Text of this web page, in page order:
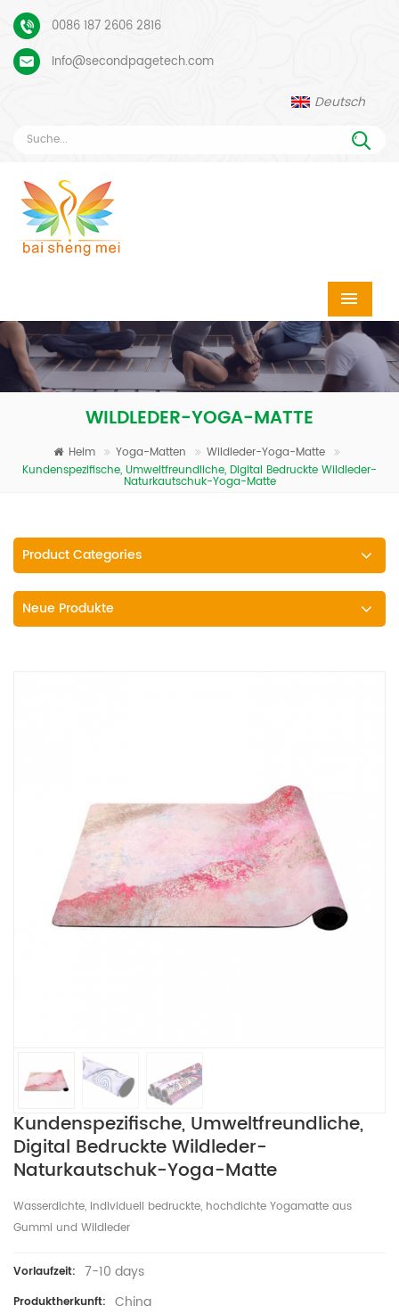
0086 187 2606 2816
Info@secondpagetech.com
Deutsch
WILDLEDER-YOGA-MATTE
Heim Yoga-Matten
Wildleder-Yoga-Matte
Kundenspezifische, Umweltfreundliche, Digital Bedruckte Wildleder-
Naturkautschuk-Yoga-Matte
Product Categories
Neue Produkte
Kundenspezifische, Umweltfreundliche,
Digital Bedruckte Wildleder-
Naturkautschuk-Yoga-Matte
Wasserdichte, individuell bedruckte, hochdichte Yogamatte aus
Gummi und Wildleder
Vorlaufzeit: 7-10 days
Produktherkunft: China